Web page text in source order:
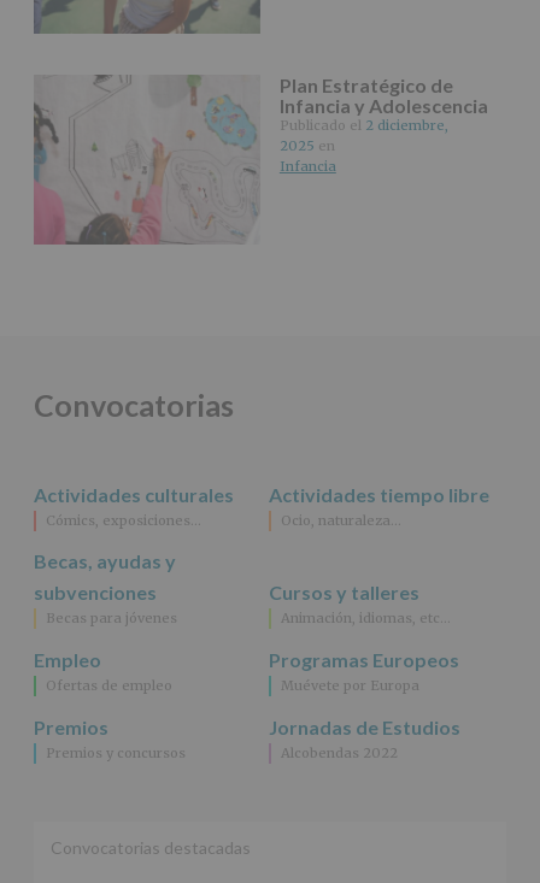
Plan Estratégico de
Infancia y Adolescencia
Publicado el 2 diciembre,
2025 en
Infancia
Convocatorias
Actividades culturales
Cómics, exposiciones…
Actividades tiempo libre
Ocio, naturaleza…
Becas, ayudas y
subvenciones
Becas para jóvenes
Cursos y talleres
Animación, idiomas, etc…
Empleo
Ofertas de empleo
Programas Europeos
Muévete por Europa
Premios
Premios y concursos
Jornadas de Estudios
Alcobendas 2022
Convocatorias destacadas